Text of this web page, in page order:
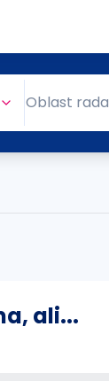
Oblast rada
ali...